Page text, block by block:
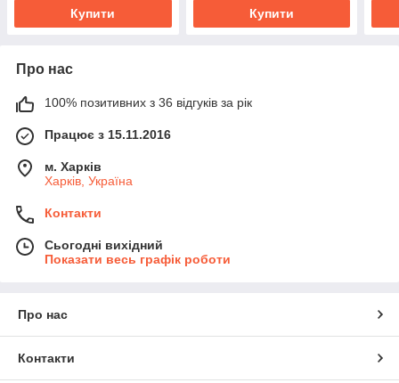
Купити Купити
Про нас
100% позитивних з 36 відгуків за рік
Працює з 15.11.2016
м. Харків
Харків, Україна
Контакти
Сьогодні вихідний
Показати весь графік роботи
Про нас
Контакти